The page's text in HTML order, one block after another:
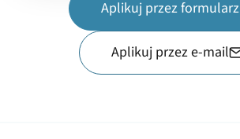
Aplikuj przez formularz
Aplikuj przez e-mail